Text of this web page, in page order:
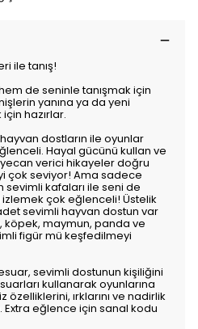
ile tanış!
de seninle tanışmak için
yanına ya da yeni
hazırlar.
dostların ile oyunlar
Hayal gücünü kullan ve
verici hikayeler doğru
çok seviyor! Ama sadece
kafaları ile seni de
çok eğlenceli! Üstelik
sevimli hayvan dostun var
köpek, maymun, panda ve
figür mü keşfedilmeyi
sevimli dostunun kişiliğini
kullanarak oyunlarına
ırklarını ve nadirlik
eğlence için sanal kodu